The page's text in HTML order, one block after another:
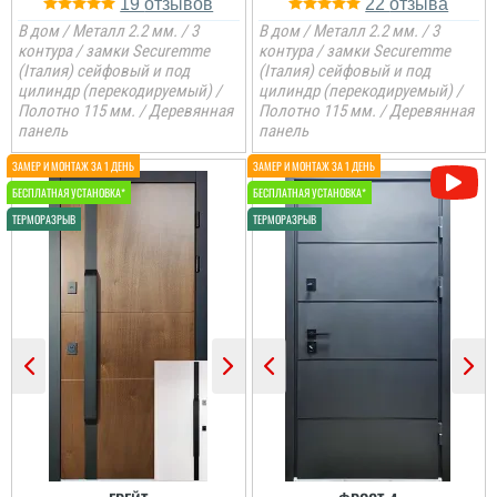
Ірина
Ретельно обирали двері
сказати, що це дуже
19
В дом / Металл 2.2 мм. / 3
контура / замки Securemme
(Італия) сейфовый и под
цилиндр (перекодируемый) /
Полотно 115 мм. / Деревянная
панель
22
В дом / Металл 2.2 мм. / 3
контура / замки Securemme
(Італия) сейфовый и под
цилиндр (перекодируемый) /
Полотно 115 мм. / Деревянная
панель